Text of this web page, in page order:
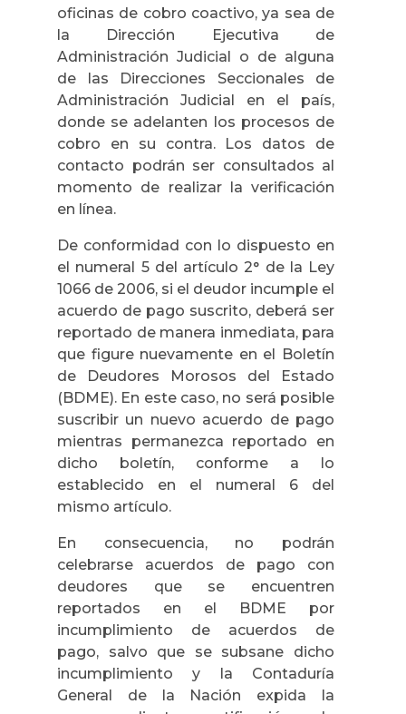
oficinas de cobro coactivo, ya sea de
la Dirección Ejecutiva de
Administración Judicial o de alguna
de las Direcciones Seccionales de
Administración Judicial en el país,
donde se adelanten los procesos de
cobro en su contra. Los datos de
contacto podrán ser consultados al
momento de realizar la verificación
en línea.
De conformidad con lo dispuesto en
el numeral 5 del artículo 2° de la Ley
1066 de 2006, si el deudor incumple el
acuerdo de pago suscrito, deberá ser
reportado de manera inmediata, para
que figure nuevamente en el Boletín
de Deudores Morosos del Estado
(BDME). En este caso, no será posible
suscribir un nuevo acuerdo de pago
mientras permanezca reportado en
dicho boletín, conforme a lo
establecido en el numeral 6 del
mismo artículo.
En consecuencia, no podrán
celebrarse acuerdos de pago con
deudores que se encuentren
reportados en el BDME por
incumplimiento de acuerdos de
pago, salvo que se subsane dicho
incumplimiento y la Contaduría
General de la Nación expida la